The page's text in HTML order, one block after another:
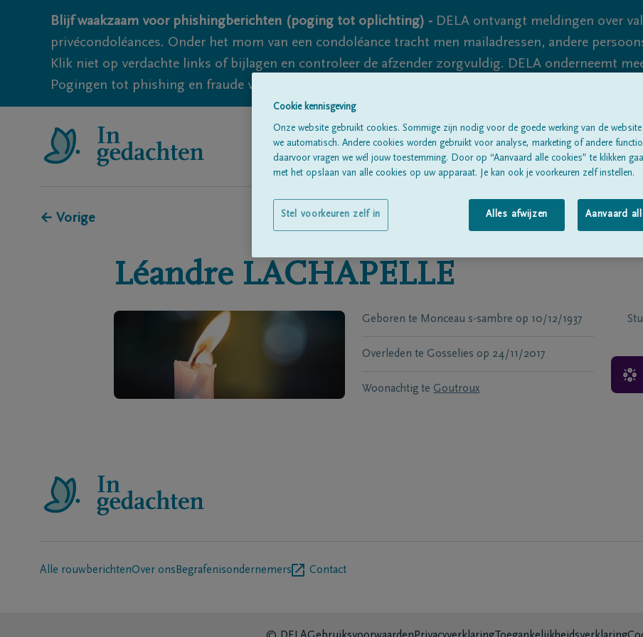
Blijf waakzaam voor phishingberichten (poging tot oplichting) - DELA ontvangt meldingen over
privécondoléances. Onder het mom van een condoléance tracht men mailadressen, andere
Klik niet op verdachte links of bijlagen en controleer de afzender zorgvuldig. DELA onderneemt
Pogingen tot phishing en fraude vallen echter nooit volledig uit te sluiten, dus blijf waakzaam.
Alle rouwberichten Over ons
← Vorige
Léandre LACHAPELLE
Geboren te Monceau s-sambre op 10/12/1937
Overleden te Gosselies op 24/11/2017
Woonachtig te Goutroux
Alle rouwberichtenOver ons Begrafenisondernemers Contact
Cookie kennisgeving
Onze website gebruikt cookies. Sommige zijn nodig voor de goede werking van de
we automatisch. Andere cookies worden gebruikt voor analyse, marketing of andere
daarvoor vragen we wél jouw toestemming. Door op “Aanvaard alle cookies” te klikken
met het opslaan van alle cookies op uw apparaat. Je kan ook je voorkeuren zelf instellen.
Alles afwijzen Aanvaard
Stel voorkeuren zelf in